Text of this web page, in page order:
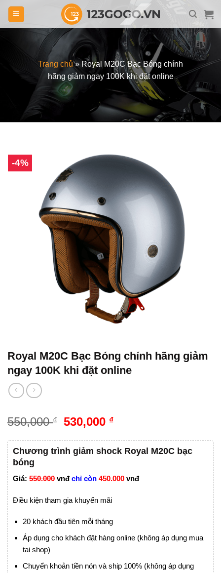
Skip
content
Trang chủ» Royal M20C Bạc Bóng chính
hãng giảm ngay 100K khi đặt online
-4%
Royal M20C Bạc Bóng chính hãng giảm
ngay 100K khi đặt online
550,000₫ 530,000 ₫
Chương trình giảm shock Royal M20C bạc
bóng
Giá: 550.000 vnđchỉ còn 450.000 vnđ
Điều kiện tham gia khuyến mãi
20 khách đầu tiên mỗi tháng
Áp dụng cho khách đặt hàng online (không áp dụng mua
tại shop)
Chuyển khoản tiền nón và ship 100% (không áp dụng